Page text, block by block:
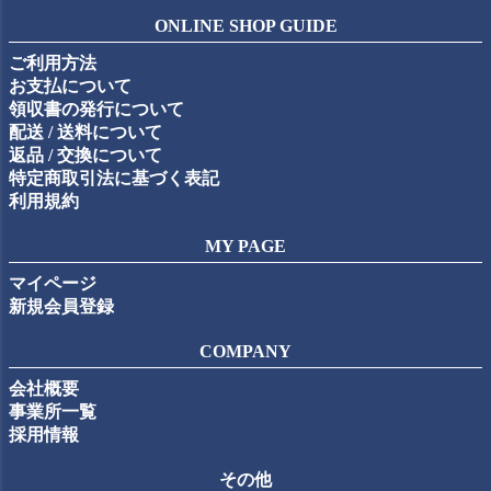
ップ
ONLINE SHOP GUIDE
ご利用方法
お支払について
領収書の発行について
配送 / 送料について
返品 / 交換について
特定商取引法に基づく表記
利用規約
MY PAGE
マイページ
新規会員登録
COMPANY
会社概要
事業所一覧
採用情報
その他